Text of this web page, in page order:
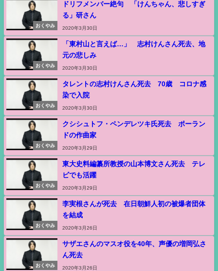
おくやみ
ドリフメンバー絶句 「けんちゃん、悲しすぎ
る」研さん
2020年3月30日
おくやみ
「東村山と言えば…」 志村けんさん死去、地
元の悲しみ
2020年3月30日
おくやみ
タレントの志村けんさん死去 70歳 コロナ感
染で入院
2020年3月30日
おくやみ
クシシュトフ・ペンデレツキ氏死去 ポーラン
ドの作曲家
2020年3月29日
おくやみ
東大史料編纂所教授の山本博文さん死去 テレ
ビでも活躍
2020年3月29日
おくやみ
李実根さんが死去 在日朝鮮人初の被爆者団体
を結成
2020年3月26日
おくやみ
サザエさんのマスオ役を40年、声優の増岡弘さ
ん死去
2020年3月26日